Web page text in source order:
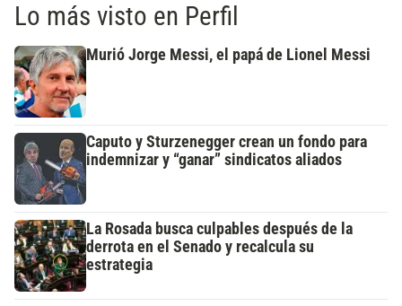
Lo más visto en Perfil
Murió Jorge Messi, el papá de Lionel Messi
Caputo y Sturzenegger crean un fondo para
indemnizar y “ganar” sindicatos aliados
La Rosada busca culpables después de la
derrota en el Senado y recalcula su
estrategia